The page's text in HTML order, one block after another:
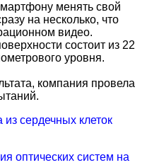
менять свой
на несколько, что
видео.
состоит из 22
уровня.
компания провела
сердечных клеток
оптических систем на